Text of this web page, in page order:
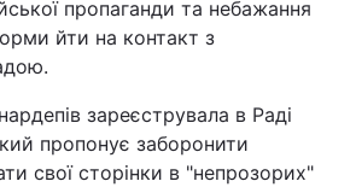
пропаганди та небажання
йти на контакт з
зареєструвала в Раді
пропонує заборонити
свої сторінки в "непрозорих"